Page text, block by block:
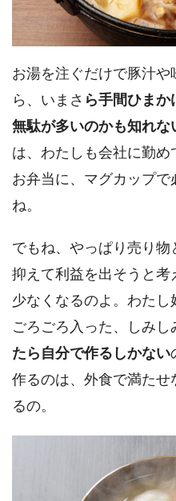
お湯を注ぐだけで豚汁
ら、いまさ ら手間ひま
無駄が多いのかも知れな
は、わたしも会社に勤
お弁当に、マグカップで
ね。
でもね、やっぱり売り
抑えて利益を出そうと
少なくなるのよ。わた
ごろごろ入った、しみし
たら自分で作るしかない
作るのは、外食で満た
るの。